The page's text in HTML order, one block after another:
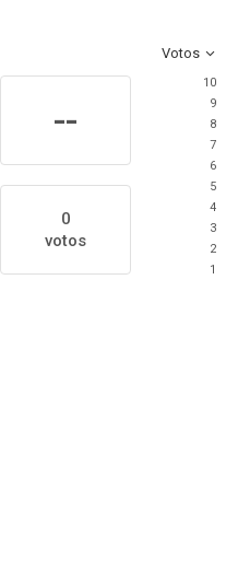
Votos
--
0
votos
10
9
8
7
6
5
4
3
2
1